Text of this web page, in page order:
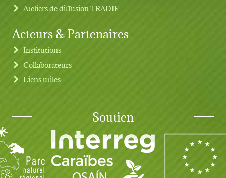
Ateliers de diffusion TRADIF
Acteurs & Partenaires
Institutions
Collaborateurs
Liens utiles
Soutien